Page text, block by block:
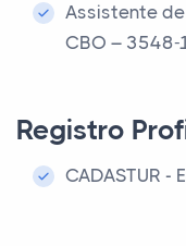
Assistente
CBO – 3548-
Registro
CADASTUR